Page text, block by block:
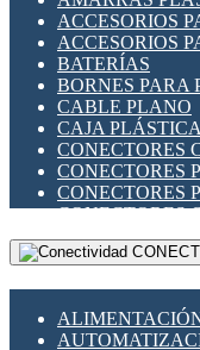
INDICADORES
INTERFACES
LLAVES
MEDIDORES
MOTORES
PANTALLAS
PLC -
RELÉS DE
SENSORES
SENSORES
ACCESORIOS
ACCESORIOS
BATERÍAS
BORNES PARA
CABLE PLANO
CAJA
CONECTORES
CONECTORES
CONECTORES
CONECTORES
CONECTORES
DIP SWITCHES
ILUMINACIÓN